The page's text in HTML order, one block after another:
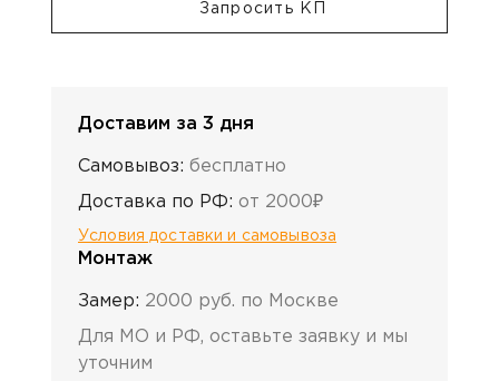
Запросить КП
Доставим за 3 дня
Самовывоз: бесплатно
Доставка по РФ: от 2000₽
Условия доставки и самовывоза
Монтаж
Замер: 2000 руб. по Москве
Для МО и РФ, оставьте заявку и мы
уточним